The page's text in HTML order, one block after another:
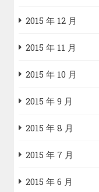
2015 年 12 月
2015 年 11 月
2015 年 10 月
2015 年 9 月
2015 年 8 月
2015 年 7 月
2015 年 6 月